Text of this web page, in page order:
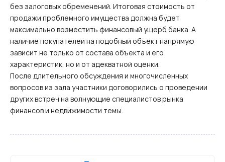
без залоговых обременений. Итоговая стоимость от
продажи проблемного имущества должна будет
максимально возместить финансовый ущерб банка. А
наличие покупателей на подобный объект напрямую
зависит не только от состава объекта и его
характеристик, но и от адекватной оценки.
После длительного обсуждения и многочисленных
вопросов из зала участники договорились о проведении
других встреч на волнующие специалистов рынка
финансов и недвижимости темы.